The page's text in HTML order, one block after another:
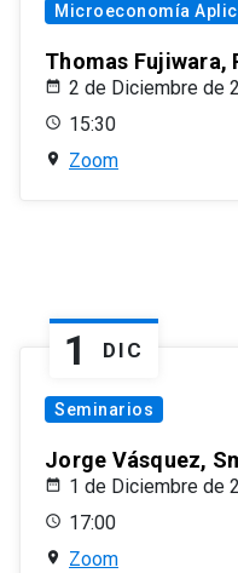
Microeconomía
Thomas Fujiwara,
2 de Diciembre de
15:30
Zoom
1 DIC
Seminarios
Jorge Vásquez,
1 de Diciembre de
17:00
Zoom